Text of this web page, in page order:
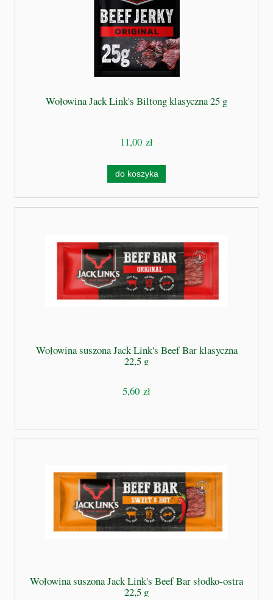
Wołowina Jack Link's Biltong klasyczna 25 g
11,00 zł
do koszyka
Wołowina suszona Jack Link's Beef Bar klasyczna
22,5 g
5,60 zł
Wołowina suszona Jack Link's Beef Bar słodko-ostra
22,5 g